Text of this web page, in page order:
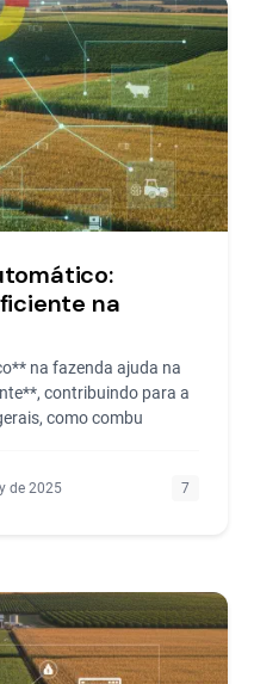
na
na fazenda ajuda na
contribuindo para a
como combu
de 2025 7